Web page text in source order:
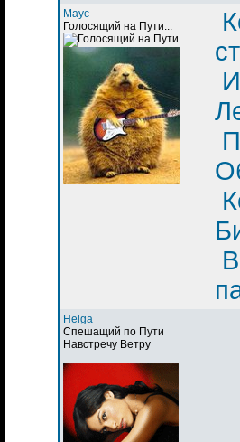
Маус
Голосящий на Пути...
Helga
Спешащий по Пути
Навстречу Ветру